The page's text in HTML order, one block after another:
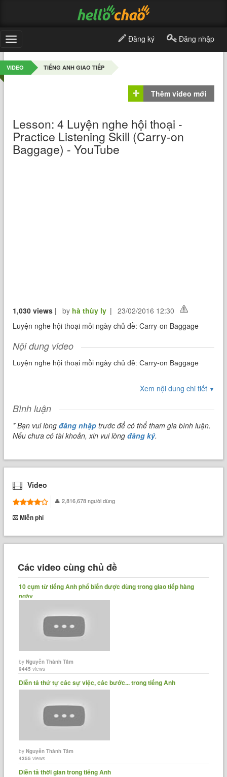
Toggle
navigation
Đăng ký Đăng nhập
VIDEO TIẾNG ANH GIAO TIẾP
Thêm video mới
Lesson: 4 Luyện nghe hội thoại -
Practice Listening Skill (Carry-on
Baggage) - YouTube
1,030 views | by hà thùy ly |
23/02/2016 12:30
Luyện nghe hội thoại mỗi ngày chủ đề: Carry-on Baggage
Nội dung video
Luyện nghe hội thoại mỗi ngày chủ đề: Carry-on Baggage
Xem nội dung chi tiết ▼
Bình luận
* Bạn vui lòngđăng nhập trước để có thể tham gia bình luận.
Nếu chưa có tài khoản, xin vui lòngđăng ký.
Video
2,816,678 người dùng
Miễn phí
Các video cùng chủ đề
10 cụm từ tiếng Anh phổ biến được dùng trong giao tiếp hàng
ngày
byNguyễn Thành Tâm
9445 views
Diễn tả thứ tự các sự việc, các bước... trong tiếng Anh
byNguyễn Thành Tâm
4355 views
Diễn tả thời gian trong tiếng Anh